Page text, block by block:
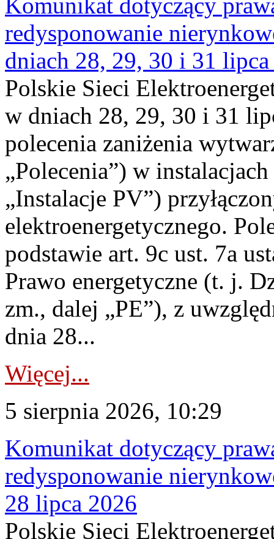
redysponowanie
dniach 28, 29, 30 i 31
Polskie Sieci
w dniach 28, 29, 30 i 31
polecenia zaniżenia
„Polecenia”) w
„Instalacje PV”)
elektroenergetycznego.
podstawie art. 9c ust. 7a
Prawo energetyczne (t. j.
zm., dalej „PE”), z
dnia 28...
Więcej...
5 sierpnia 2026, 10:29
Komunikat dotyczący
redysponowanie
28 lipca 2026
Polskie Sieci